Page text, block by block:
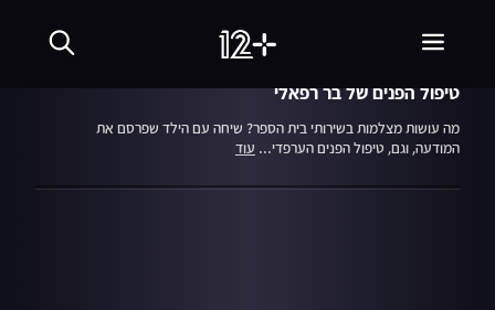
חי בלילה
טיפול הפנים של בר רפאלי
מה עושות מצלמות בשירותי בית הספר? שיחה עם הילד שפרסם את
המודעה, וגם, טיפול הפנים הערפדי... עוד